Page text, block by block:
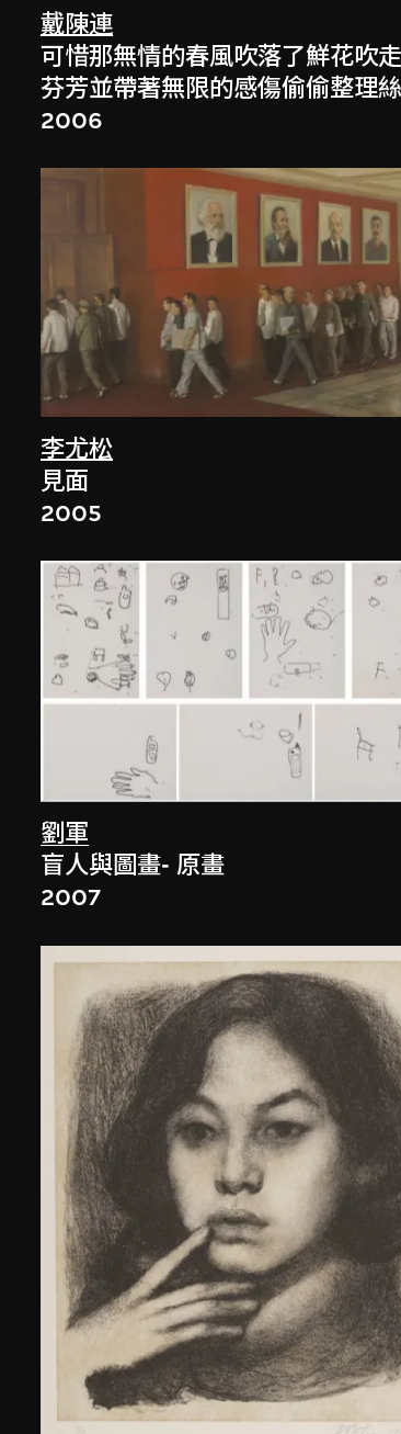
戴陳連
可惜那無情的春風吹落了鮮花吹
芬芳並帶著無限的感傷偷偷整理
2006
李尤松
見面
2005
劉軍
盲人與圖畫- 原畫
2007